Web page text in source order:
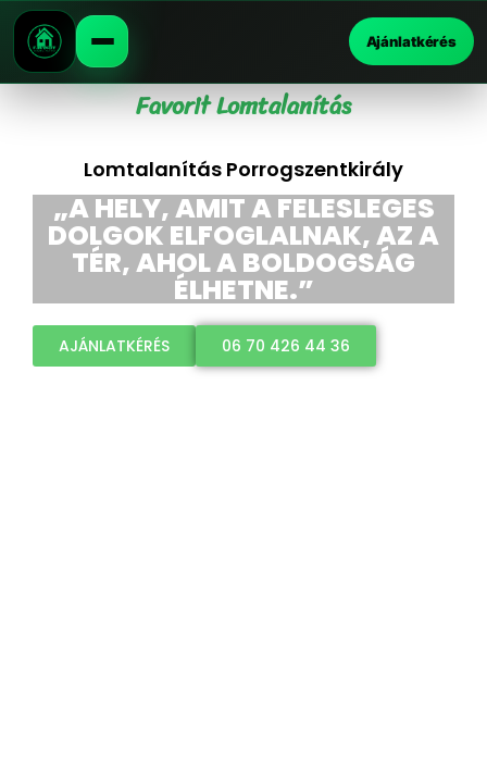
Ajánlatkérés
Favorit Lomtalanítás
Lomtalanítás Porrogszentkirály
„A HELY, AMIT A FELESLEGES
DOLGOK ELFOGLALNAK, AZ A
TÉR, AHOL A BOLDOGSÁG
ÉLHETNE.”
AJÁNLATKÉRÉS 06 70 426 44 36